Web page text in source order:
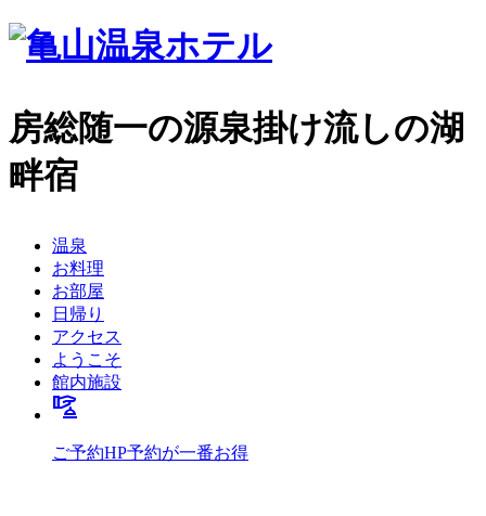
房総随一の源泉掛け流しの湖
畔宿
温泉
お料理
お部屋
日帰り
アクセス
ようこそ
館内施設
concierge
ご予約HP予約が一番お得